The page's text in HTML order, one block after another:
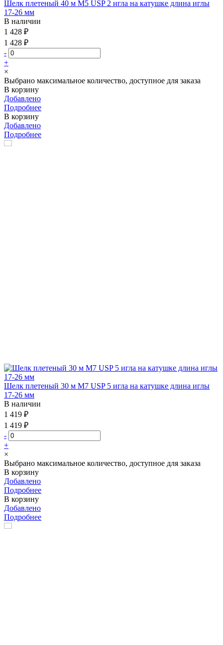
Шелк плетеный 40 м М5 USP 2 игла на катушке длина иглы
17-26 мм
В наличии
1 428 ₽
1 428 ₽
-
+
×
Выбрано максимальное количество, доступное для заказа
В корзину
Добавлено
Подробнее
В корзину
Добавлено
Подробнее
Шелк плетеный 30 м М7 USP 5 игла на катушке длина иглы
17-26 мм
В наличии
1 419 ₽
1 419 ₽
-
+
×
Выбрано максимальное количество, доступное для заказа
В корзину
Добавлено
Подробнее
В корзину
Добавлено
Подробнее